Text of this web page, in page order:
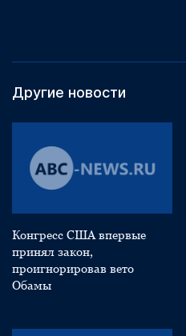
Другие новости
Конгресс США впервые
принял закон,
проигнорировав вето
Обамы